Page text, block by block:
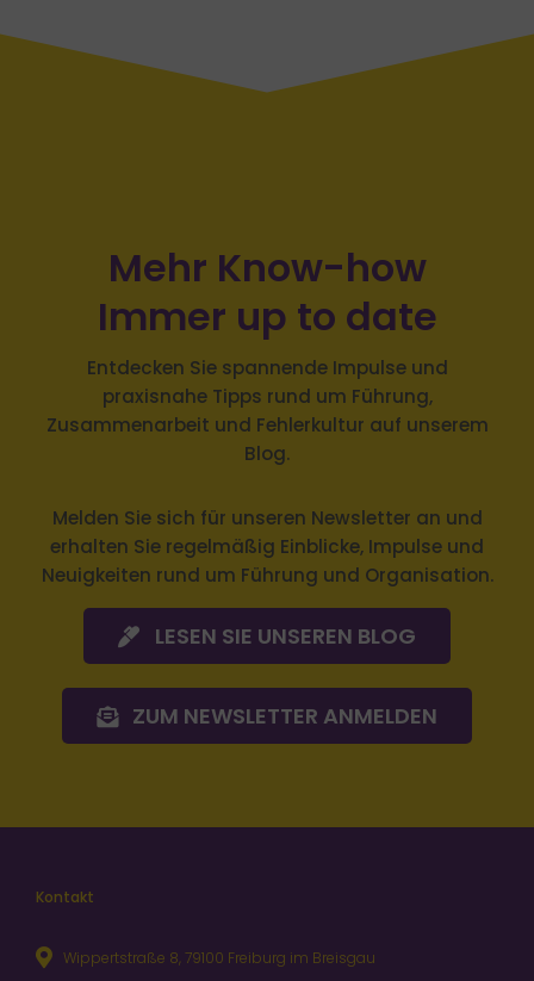
Mehr Know-how
Immer up to date
Entdecken Sie spannende Impulse und
praxisnahe Tipps rund um Führung,
Zusammenarbeit und Fehlerkultur auf unserem
Blog.
erhalten Sie regelmäßig Einblicke, Impulse und
Neuigkeiten rund um Führung und Organisation.
LESEN SIE UNSEREN BLOG
ZUM NEWSLETTER ANMELDEN
+49 761 6125 2010